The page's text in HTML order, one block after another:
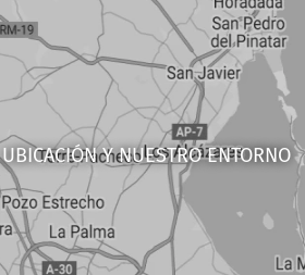
UBICACIÓN Y NUESTRO ENTORNO